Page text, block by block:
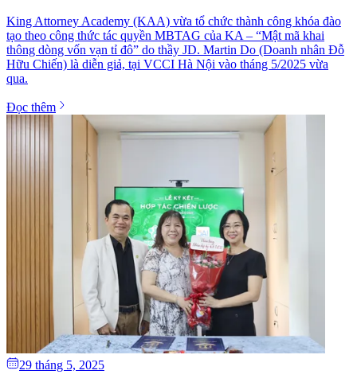
King Attorney Academy (KAA) vừa tổ chức thành công khóa đào
tạo theo công thức tác quyền MBTAG của KA – “Mật mã khai
thông dòng vốn vạn tỉ đô” do thầy JD. Martin Do (Doanh nhân Đỗ
Hữu Chiến) là diễn giả, tại VCCI Hà Nội vào tháng 5/2025 vừa
qua.
Đọc thêm
29 tháng 5, 2025